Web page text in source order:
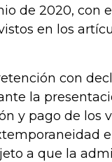
de 2020, con
en los
con
la
y pago de los
a que la